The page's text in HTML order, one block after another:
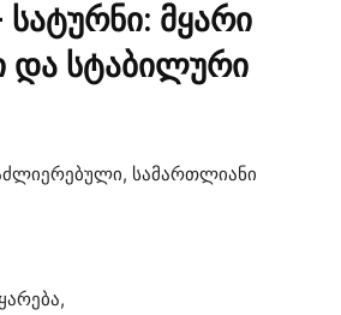
მყარი
და სტაბილური
სამართლიანი